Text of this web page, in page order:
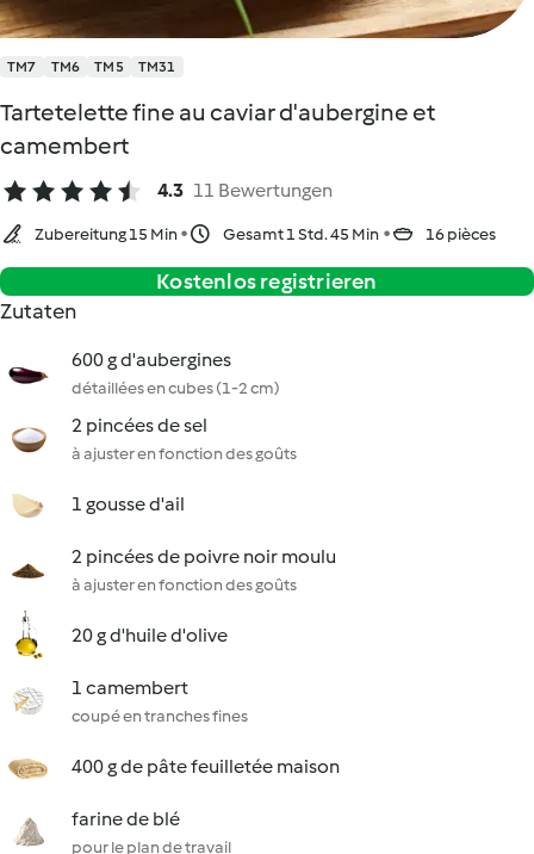
TM7 TM6 TM5 TM31
Tartetelette fine au caviar d'aubergine et
camembert
4.3 11 Bewertungen
Zubereitung 15 Min Gesamt 1 Std. 45 Min 16 pièces
Kostenlos registrieren
Zutaten
600 g d'aubergines
détaillées en cubes (1-2 cm)
2 pincées de sel
à ajuster en fonction des goûts
1 gousse d'ail
2 pincées de poivre noir moulu
à ajuster en fonction des goûts
20 g d'huile d'olive
1 camembert
coupé en tranches fines
400 g de pâte feuilletée maison
farine de blé
pour le plan de travail